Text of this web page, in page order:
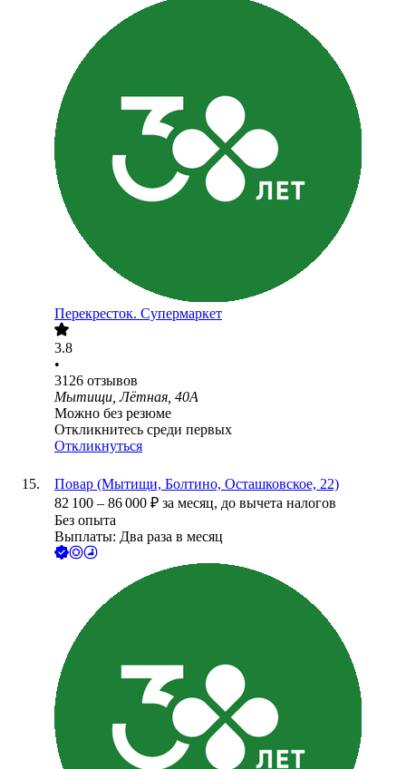
Перекресток. Супермаркет
3.8
•
3126 отзывов
Мытищи, Лётная, 40А
Можно без резюме
Откликнитесь среди первых
Откликнуться
Повар (Мытищи, Болтино, Осташковское, 22)
82 100 – 86 000 ₽ за месяц, до вычета налогов
Без опыта
Выплаты: Два раза в месяц